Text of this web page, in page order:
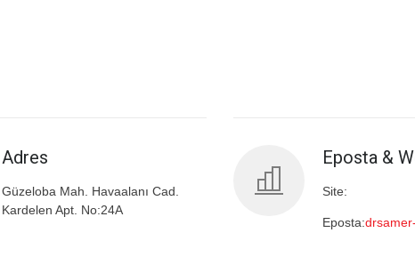
Adres
Güzeloba Mah. Havaalanı Cad.
Kardelen Apt. No:24A
Eposta &
Site:
Eposta: